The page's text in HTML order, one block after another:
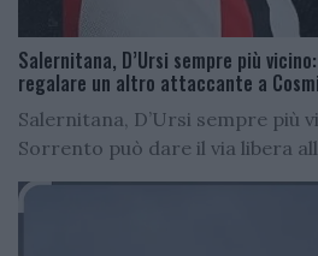
Salernitana, D’Ursi sempre più
regalare un altro attaccante a Cosmi
Salernitana, D’Ursi sempre più
Sorrento può dare il via libera